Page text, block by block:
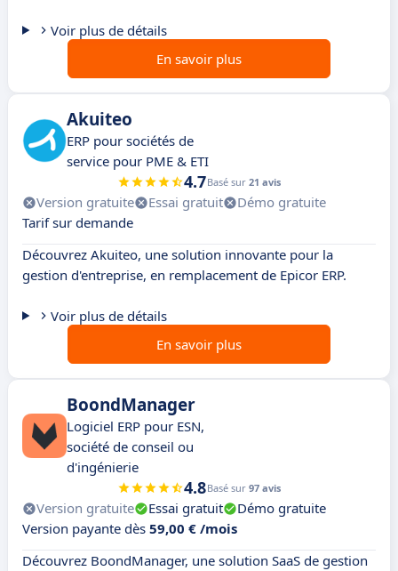
Voir plus de détails
En savoir plus
Akuiteo
ERP pour sociétés de
service pour PME & ETI
4.7Basé sur 21 avis
Version gratuite Essai gratuit
Démo gratuite
Tarif sur demande
Découvrez Akuiteo, une solution innovante pour la
gestion d'entreprise, en remplacement de Epicor ERP.
Voir plus de détails
En savoir plus
BoondManager
Logiciel ERP pour ESN,
société de conseil ou
d'ingénierie
4.8Basé sur 97 avis
Version gratuite Essai gratuit
Démo gratuite
Version payante dès 59,00 € /mois
Découvrez BoondManager, une solution SaaS de gestion